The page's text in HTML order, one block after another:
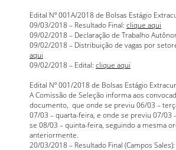
Edital Nº 001A/2018 de Bolsas Estágio
09/03/2018 – Resultado Final: clique aqui
09/02/2018 – Declaração de Trabalho
09/02/2018 – Distribuição de vagas por
aqui
09/02/2018 – Edital: clique aqui
Edital Nº 001/2018 de Bolsas Estágio
A Comissão de Seleção informa aos
documento, que onde se previu 06/03 –
07/03 – quarta-feira, e onde se previu 07/03
se 08/03 – quinta-feira, seguindo a mesma
anteriormente.
20/03/2018 – Resultado Final (Campos Sales):